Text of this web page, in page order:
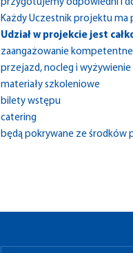
przygotujemy odpowiedni i
Każdy Uczestnik projektu
Udział w projekcie jest
zaangażowanie
przejazd, nocleg i wyżywienie
materiały szkoleniowe
bilety wstępu
catering
będą pokrywane ze środków